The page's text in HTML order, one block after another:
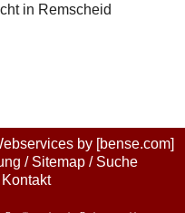
in Remscheid
by [bense.com]
/ Sitemap/ Suche
Kontakt